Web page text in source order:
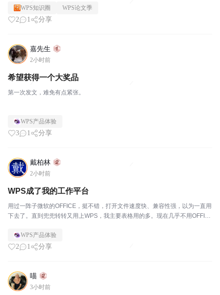
WPS知识圈 WPS论文季
2 1 分享
嘉先生
2小时前
希望获得一个大奖品
第一次发文，难免有点紧张。
WPS产品体验
3 1 分享
戴柏林
2小时前
WPS成了我的工作平台
用过一阵子微软的OFFICE，挺不错，打开文件速度快、兼容性强，以为一直用
下去了。直到兜兜转转又用上WPS，我主要表格用的多。现在几乎不用OFFIC
办公室，或者在外面没有带电脑，随时可...
WPS产品体验
2 1 分享
喵
3小时前